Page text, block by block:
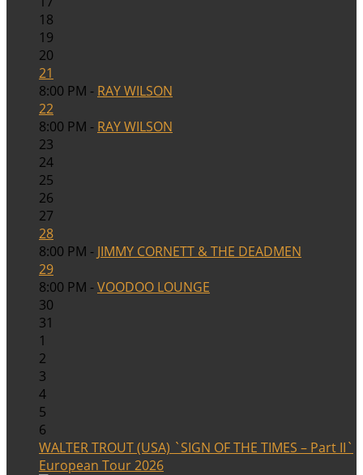
18
19
20
21
8:00 PM - RAY WILSON
22
8:00 PM - RAY WILSON
23
24
25
26
27
28
8:00 PM - JIMMY CORNETT & THE DEADMEN
29
8:00 PM -VOODOO LOUNGE
30
31
1
2
3
4
5
6
WALTER TROUT (USA) `SIGN OF THE TIMES – Part II`
European Tour 2026